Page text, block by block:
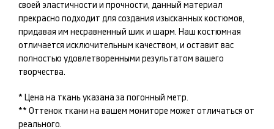
своей эластичности и прочности, данный материал
прекрасно подходит для создания изысканных костюмов,
придавая им несравненный шик и шарм. Наш костюмная
отличается исключительным качеством, и оставит вас
полностью удовлетворенными результатом вашего
творчества.
* Цена на ткань указана за погонный метр.
** Оттенок ткани на вашем мониторе может отличаться от
реального.